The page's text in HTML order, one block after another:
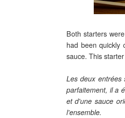
Both starters
had been quickly
sauce. This
Les deux entrées
parfaitement, il a
et d'une sauce
l'ensemble.